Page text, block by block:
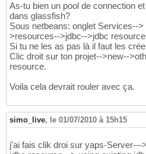
As-tu bien un pool de connection
dans glassfish?
Sous netbeans: onglet Services--
>resources-->jdbc-->jdbc
Si tu ne les as pas là il faut les
Clic droit sur ton projet-->new--
resource.
Voila cela devrait rouler avec ça.
simo_live, le 01/07/2010 à 15h15
j'ai fais clik droi sur yaps-